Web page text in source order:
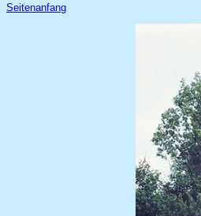
Seitenanfang